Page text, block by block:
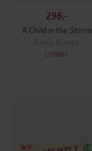
296,-
A Child in the Storm
Emily Gunnis
LYDBOK